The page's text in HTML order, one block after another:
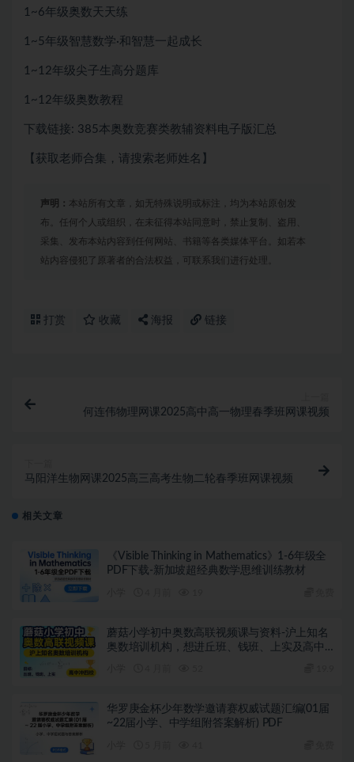
1~6年级奥数天天练
1~5年级智慧数学·和智慧一起成长
1~12年级尖子生高分题库
1~12年级奥数教程
下载链接: 385本奥数竞赛类教辅资料电子版汇总
【获取老师合集，请搜索老师姓名】
声明： 本站所有文章，如无特殊说明或标注，均为本站原创发
布。任何个人或组织，在未征得本站同意时，禁止复制、盗用、
采集、发布本站内容到任何网站、书籍等各类媒体平台。如若本
站内容侵犯了原著者的合法权益，可联系我们进行处理。
打赏 收藏 海报 链接
何连伟物理网课2025高中高一物理春季班网课视频
马阳洋生物网课2025高三高考生物二轮春季班网课视频
相关文章
《Visible Thinking in Mathematics》1-6年级全
PDF下载-新加坡超经典数学思维训练教材
蘑菇小学初中奥数高联视频课与资料-沪上知名
奥数培训机构，想进丘班、钱班、上实及高中
华罗庚金杯少年数学邀请赛权威试题汇编(01届
~22届小学、中学组附答案解析) PDF